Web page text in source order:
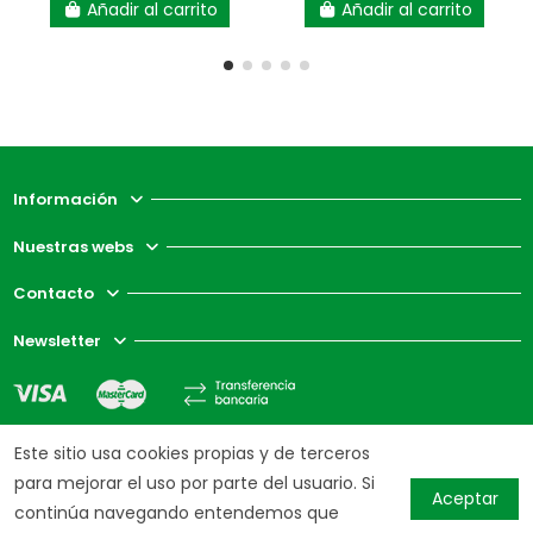
Añadir al carrito Añadir al carrito
Información
Nuestras webs
Contacto
Newsletter
Este sitio usa cookies propias y de terceros
para mejorar el uso por parte del usuario. Si
continúa navegando entendemos que
Aceptar